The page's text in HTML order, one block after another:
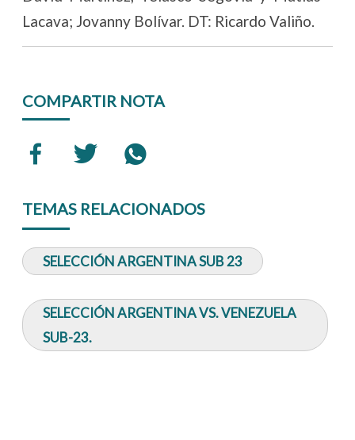
Lacava; Jovanny Bolívar. DT: Ricardo Valiño.
COMPARTIR NOTA
TEMAS RELACIONADOS
SELECCIÓN ARGENTINA SUB 23
SELECCIÓN ARGENTINA VS. VENEZUELA
SUB-23.